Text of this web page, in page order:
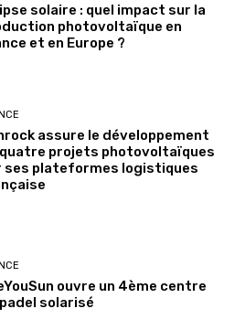
solaire : quel impact sur la
photovoltaïque en
et en Europe ?
assure le développement
projets photovoltaïques
ses plateformes logistiques
ouvre un 4ème centre
solarisé